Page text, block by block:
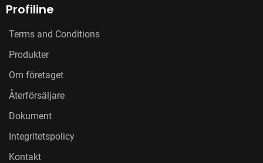
Profiline
Terms and Conditions
Produkter
Om företaget
Återförsäljare
Dokument
Integritetspolicy
Kontakt